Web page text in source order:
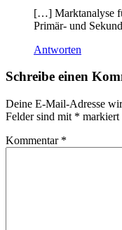
[…] Marktanalyse
Primär- und
Antworten
Schreibe einen
Deine E-Mail-Adresse
Felder sind mit * markiert
Kommentar *